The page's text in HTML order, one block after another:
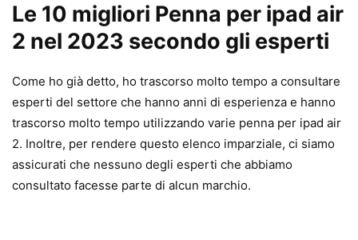
Le 10 migliori Penna per ipad air
2 nel 2023 secondo gli esperti
Come ho già detto, ho trascorso molto tempo a consultare
esperti del settore che hanno anni di esperienza e hanno
trascorso molto tempo utilizzando varie penna per ipad air
2. Inoltre, per rendere questo elenco imparziale, ci siamo
assicurati che nessuno degli esperti che abbiamo
consultato facesse parte di alcun marchio.